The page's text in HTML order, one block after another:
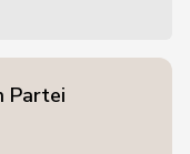
Partei